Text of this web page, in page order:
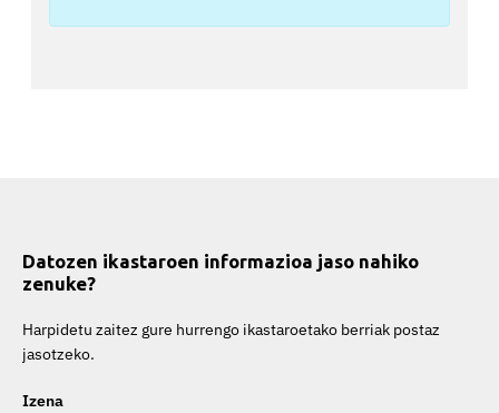
Datozen ikastaroen informazioa jaso nahiko
zenuke?
Harpidetu zaitez gure hurrengo ikastaroetako berriak postaz
jasotzeko.
Izena